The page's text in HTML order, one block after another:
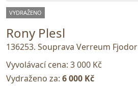
VYDRAŽENO
Rony Plesl
136253. Souprava Verreum Fjodor
Vyvolávací cena: 3 000 Kč
Vydraženo za: 6 000 Kč